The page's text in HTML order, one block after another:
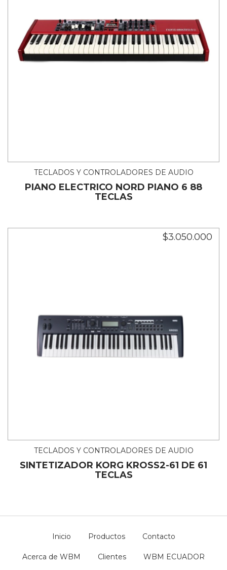
TECLADOS Y CONTROLADORES DE AUDIO
PIANO ELECTRICO NORD PIANO 6 88
TECLAS
$3.050.000
TECLADOS Y CONTROLADORES DE AUDIO
SINTETIZADOR KORG KROSS2-61 DE 61
TECLAS
Inicio Productos Contacto
Acerca de WBM Clientes WBM ECUADOR